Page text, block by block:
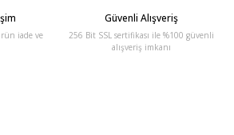
iade ve
Güvenli Alışveriş
256 Bit SSL sertifikası ile %100 güvenli
alışveriş imkanı